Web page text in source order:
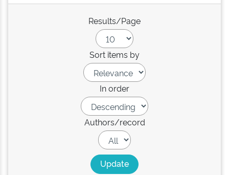
Results/Page
Sort items by
In order
Authors/record